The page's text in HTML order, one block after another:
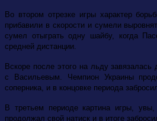
Во втором отрезке игры характер
прибавили в скорости и сумели
сумел отыграть одну шайбу, когда
средней дистанции.
Вскоре после этого на льду
с Васильевым. Чемпион Украины
соперника, и в концовке периода
В третьем периоде картина игры,
продолжал свой натиск и в итоге